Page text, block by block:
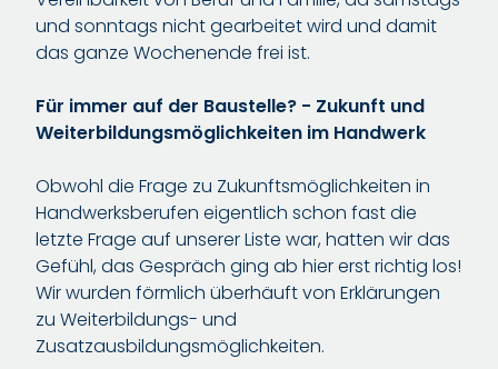
und sonntags nicht gearbeitet wird und damit
das ganze Wochenende frei ist.
Für immer auf der Baustelle? - Zukunft und
Weiterbildungsmöglichkeiten im Handwerk
Obwohl die Frage zu Zukunftsmöglichkeiten in
Handwerksberufen eigentlich schon fast die
letzte Frage auf unserer Liste war, hatten wir das
Gefühl, das Gespräch ging ab hier erst richtig los!
Wir wurden förmlich überhäuft von Erklärungen
zu Weiterbildungs- und
Zusatzausbildungsmöglichkeiten.